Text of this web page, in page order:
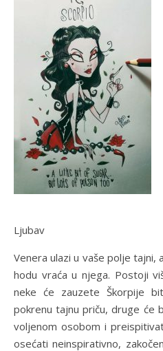
Ljubav
Venera ulazi u vaše polje
hodu vraća u njega. Postoji
neke će zauzete Škorpije
pokrenu tajnu priču, druge će
voljenom osobom i
osećati neinspirativno,